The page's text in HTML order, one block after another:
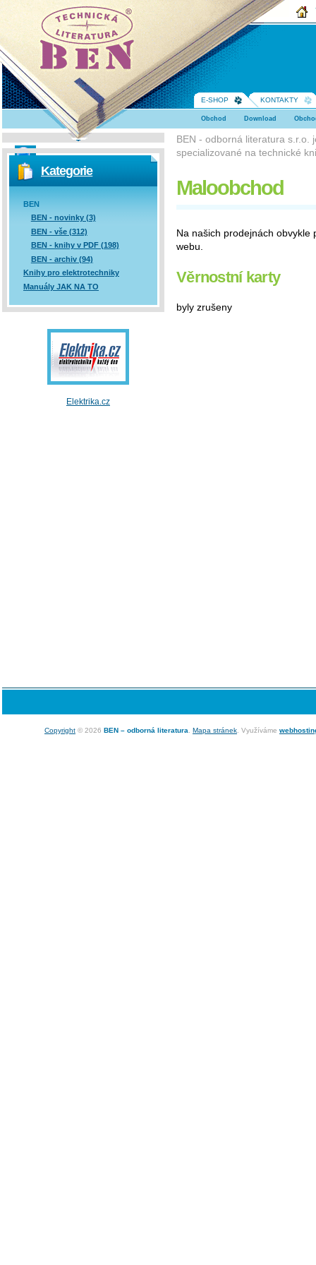
BEN -
technická
literatura
BEN - odborná literatura s.r.o.
specializované na technické
Maloobchod
Na našich prodejnách
webu.
Věrnostní karty
byly zrušeny
Vyhledávání
Kategorie
BEN
BEN - novinky (3)
BEN - vše (312)
BEN - knihy v PDF (198)
BEN - archiv (94)
Knihy pro elektrotechniky
Manuály JAK NA TO
Elektrika.cz
E-SHOP
Obchod Download
KONTAKTY
Copyright © 2026 BEN – odborná literatura Mapa stránek . Využíváme